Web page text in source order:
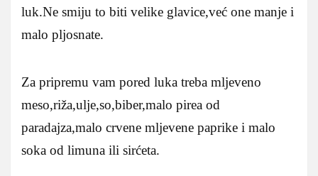
luk.Ne smiju to biti velike glavice,već one manje i
malo pljosnate.
Za pripremu vam pored luka treba mljeveno
meso,riža,ulje,so,biber,malo pirea od
paradajza,malo crvene mljevene paprike i malo
soka od limuna ili sirćeta.